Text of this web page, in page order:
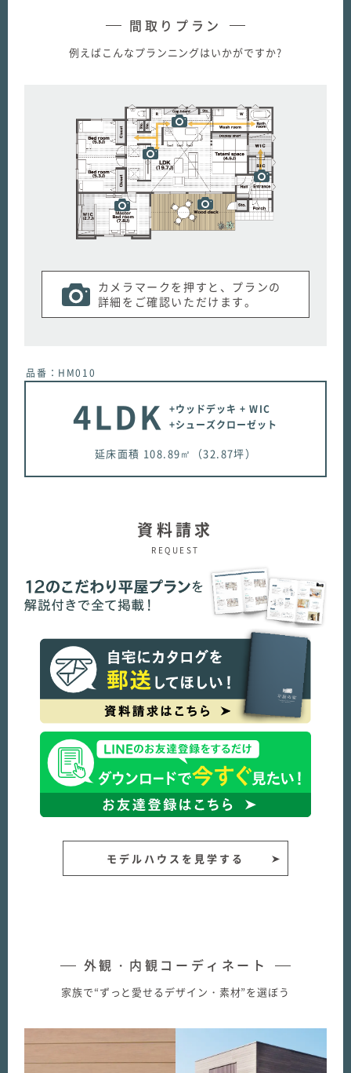
間取りプラン
例えばこんなプランニングはいかがですか?
カメラマークを押すと、プランの
詳細をご確認いただけます。
品番：HM010
4LDK +ウッドデッキ + WIC
+シューズクローゼット
延床面積 108.89㎡（32.87坪）
資料請求
REQUEST
モデルハウスを見学する
外観・内観コーディネート
家族で“ずっと愛せるデザイン・素材”を選ぼう